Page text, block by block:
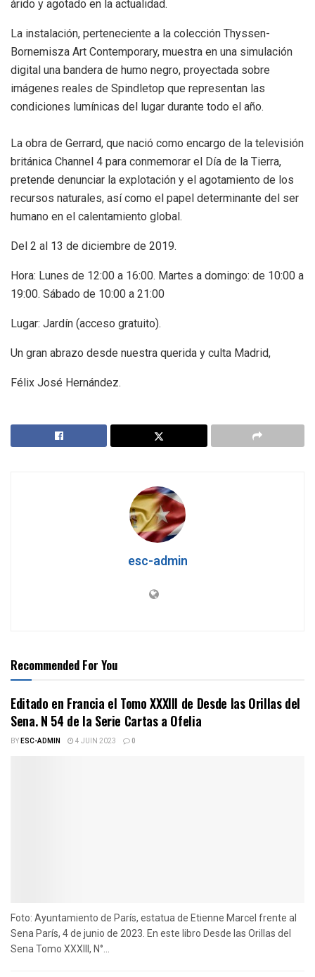
árido y agotado en la actualidad.
La instalación, perteneciente a la colección Thyssen-
Bornemisza Art Contemporary, muestra en una simulación
digital una bandera de humo negro, proyectada sobre
imágenes reales de Spindletop que representan las
condiciones lumínicas del lugar durante todo el año.
La obra de Gerrard, que nació como encargo de la televisión
británica Channel 4 para conmemorar el Día de la Tierra,
pretende denunciar la explotación y el agotamiento de los
recursos naturales, así como el papel determinante del ser
humano en el calentamiento global.
Del 2 al 13 de diciembre de 2019.
Hora: Lunes de 12:00 a 16:00. Martes a domingo: de 10:00 a
19:00. Sábado de 10:00 a 21:00
Lugar: Jardín (acceso gratuito).
Un gran abrazo desde nuestra querida y culta Madrid,
Félix José Hernández.
esc-admin
Recommended For You
Editado en Francia el Tomo XXXIII de Desde las Orillas del
Sena. N 54 de la Serie Cartas a Ofelia
BYESC-ADMIN 4 JUIN 2023 0
Foto: Ayuntamiento de París, estatua de Etienne Marcel frente al
Sena París, 4 de junio de 2023. En este libro Desde las Orillas del
Sena Tomo XXXIII, N°...